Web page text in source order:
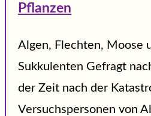
Pflanzen
Algen, Flechten, Moose
Sukkulenten Gefragt
der Zeit nach der
Versuchspersonen von